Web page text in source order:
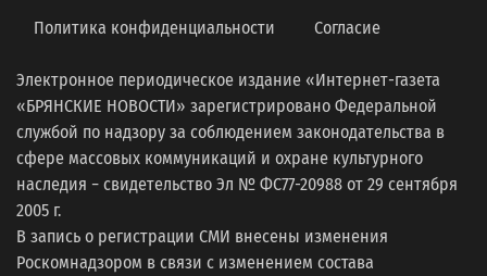
Политика конфиденциальности Согласие
Электронное периодическое издание «Интернет-газета
«БРЯНСКИЕ НОВОСТИ» зарегистрировано Федеральной
службой по надзору за соблюдением законодательства в
сфере массовых коммуникаций и охране культурного
наследия − свидетельство Эл № ФС77-20988 от 29 сентября
2005 г.
В запись о регистрации СМИ внесены изменения
Роскомнадзором в связи с изменением состава